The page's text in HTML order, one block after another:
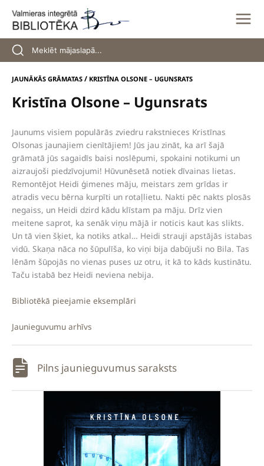
content
JAUNĀKĀS GRĀMATAS / KRISTĪNA OLSONE – UGUNSRATS
Kristīna Olsone – Ugunsrats
Jaunums visiem populārās zviedru rakstnieces Kristīnas
Olsonas jaunajiem cienītājiem! Jūs jau zināt, ka arī šajā
grāmatā jūs sagaidīs baisi noslēpumi, spokaini notikumi un
aizraujoši piedzīvojumi! Hūvunēsetā notiek dīvainas lietas.
Remontējot Heidi ģimenes māju, meistars zem grīdas ir
atradis vecu bērna kurpīti un rotaļlietu. Nakti pēc nakts plosās
negaiss, un Heidi dzird kādu klīstam pa māju. Drīz vien
meitene saprot, ka senāk viņu mājā ir noticis kaut kas slikts.
Un tā vien šķiet, ka notiks atkal… Heidi strauji apstājās istabas
vidū. Skaņa nāca no šūpulīša, ko viņi bija dabūjuši no Bila. Tas
lēnām šūpojās no vienas puses uz otru, it kā to kāds kustinātu.
Taču istabā bez Heidi neviena nebija.
Bibliotēkā pieejamie eksemplāri
Jaunieguvumu arhīvs
Pilns jaunieguvumus saraksts